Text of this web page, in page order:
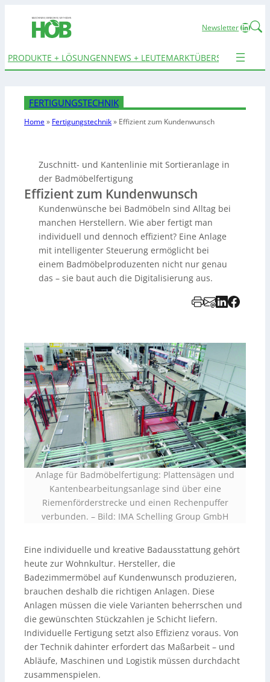
Newsletter
PRODUKTE + LÖSUNGENNEWS + LEUTEMARKTÜBERSICHTEN
FERTIGUNGSTECHNIK
Home» Fertigungstechnik» Effizient zum Kundenwunsch
Zuschnitt- und Kantenlinie mit Sortieranlage in
der Badmöbelfertigung
Effizient zum Kundenwunsch
Kundenwünsche bei Badmöbeln sind Alltag bei
manchen Herstellern. Wie aber fertigt man
individuell und dennoch effizient? Eine Anlage
mit intelligenter Steuerung ermöglicht bei
einem Badmöbelproduzenten nicht nur genau
das – sie baut auch die Digitalisierung aus.
Anlage für Badmöbelfertigung: Plattensägen und
Kantenbearbeitungsanlage sind über eine
Riemenförderstrecke und einen Rechenpuffer
verbunden. – Bild: IMA Schelling Group GmbH
Eine individuelle und kreative Badausstattung gehört
heute zur Wohnkultur. Hersteller, die
Badezimmermöbel auf Kundenwunsch produzieren,
brauchen deshalb die richtigen Anlagen. Diese
Anlagen müssen die viele Varianten beherrschen und
die gewünschten Stückzahlen je Schicht liefern.
Individuelle Fertigung setzt also Effizienz voraus. Von
der Technik dahinter erfordert das Maßarbeit – und
Abläufe, Maschinen und Logistik müssen durchdacht
zusammenspielen.